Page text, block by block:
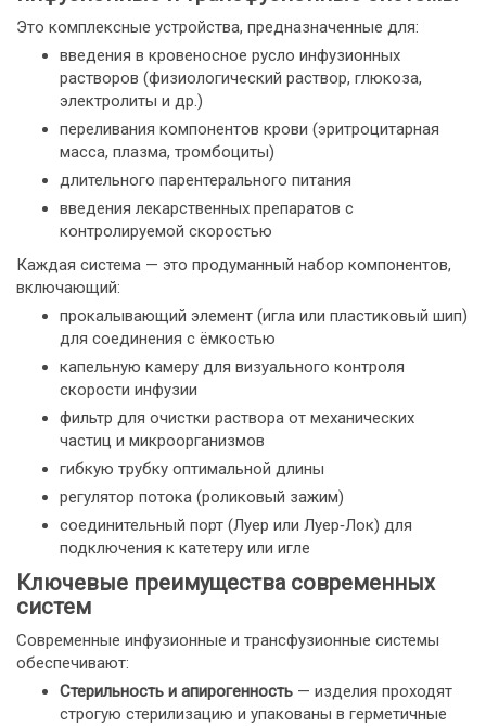
Это комплексные устройства, предназначенные для:
введения в кровеносное русло инфузионных
растворов (физиологический раствор, глюкоза,
электролиты и др.)
переливания компонентов крови (эритроцитарная
масса, плазма, тромбоциты)
длительного парентерального питания
введения лекарственных препаратов с
контролируемой скоростью
Каждая система — это продуманный набор компонентов,
включающий:
прокалывающий элемент (игла или пластиковый шип)
для соединения с ёмкостью
капельную камеру для визуального контроля
скорости инфузии
фильтр для очистки раствора от механических
частиц и микроорганизмов
гибкую трубку оптимальной длины
регулятор потока (роликовый зажим)
соединительный порт (Луер или Луер‑Лок) для
подключения к катетеру или игле
Ключевые преимущества современных
систем
Современные инфузионные и трансфузионные системы
обеспечивают:
Стерильность и апирогенность — изделия проходят
строгую стерилизацию и упакованы в герметичные